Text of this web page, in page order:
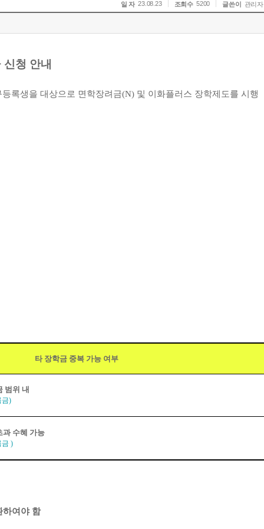
일 자 23.08.23 조회수 5200 글쓴이 관리자
청 안내
록생을 대상으로 면학장려금(N) 및 이화플러스 장학제도를 시행
타 장학금 중복 가능 여부
범위 내
금)
과 수혜 가능
금 )
하여야 함